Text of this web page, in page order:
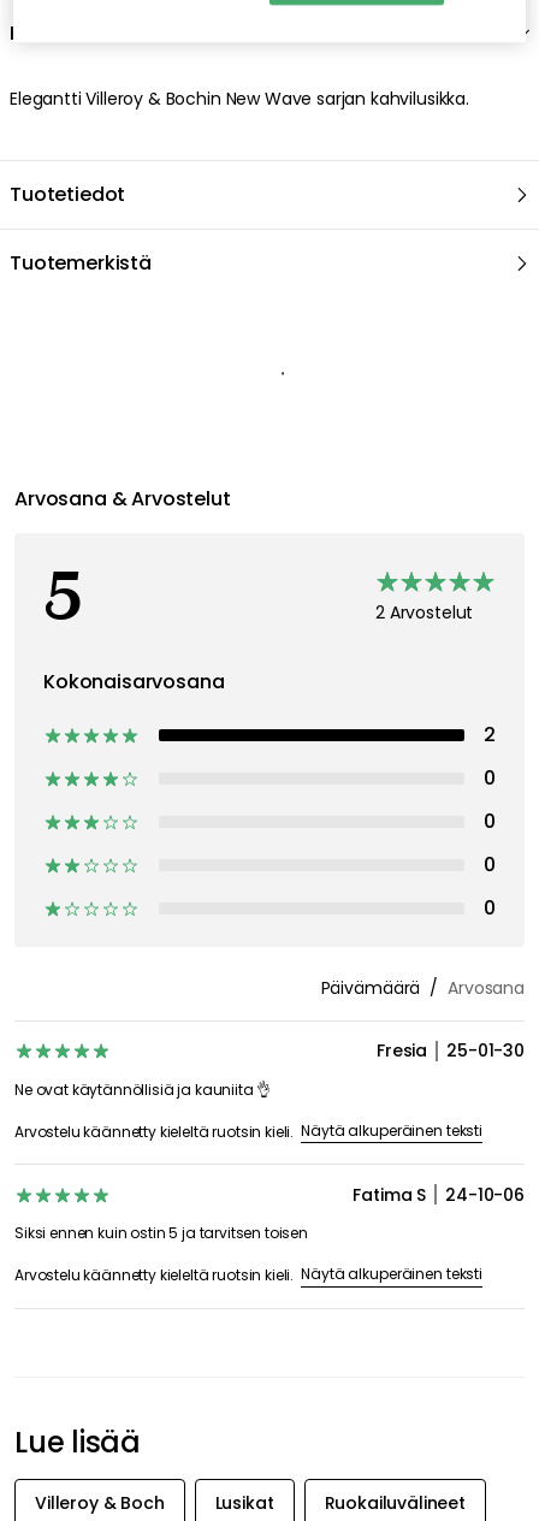
Kuvaus
Elegantti Villeroy & Bochin New Wave sarjan kahvilusikka.
Tuotetiedot
Tuotemerkistä